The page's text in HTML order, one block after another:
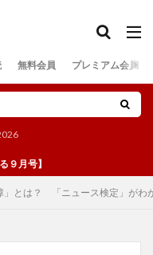
無料会員 プレミアム会員
」とは？ 「ニュース検定」がわ